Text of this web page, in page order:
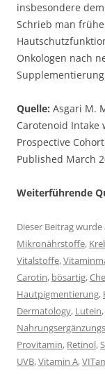
insbesondere
Schrieb man
Onkologen nach
Quelle: Asgari M.
Carotenoid Intake
Prospective
Published March
Weiterführende
Dieser Beitrag wurde
Mikronährstoffe,
Vitalstoffe,
Carotin, bösartig,
Hautpigmentierung,
Dermatology, Lutein,
Provitamin, Retinol,
UVB,Vitamin A,